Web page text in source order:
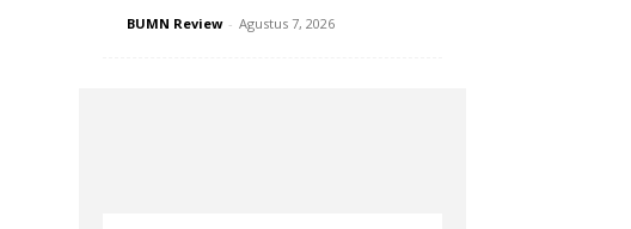
BUMN Review - Agustus 7, 2026